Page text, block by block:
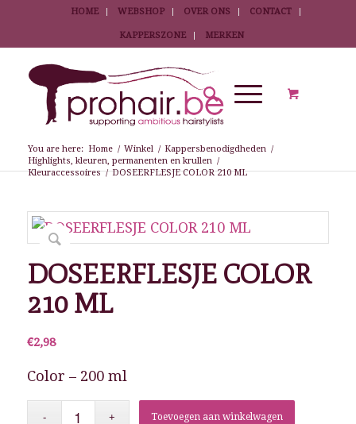
HOME WEBSHOP OVER ONS CONTACT
KAPPERSZONE MERKEN
You are here: Home / Winkel / Kappersbenodigdheden /
Highlights, kleuren, permanenten en krullen /
Kleuraccessoires / DOSEERFLESJE COLOR 210 ML
DOSEERFLESJE COLOR
210 ML
€2,98
Color – 200 ml
Toevoegen aan winkelwagen